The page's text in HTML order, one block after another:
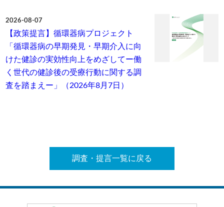
2026-08-07
【政策提言】循環器病プロジェクト
「循環器病の早期発見・早期介入に向
けた健診の実効性向上をめざしてー働
く世代の健診後の受療行動に関する調
査を踏まえー」（2026年8月7日）
調査・提言一覧に戻る